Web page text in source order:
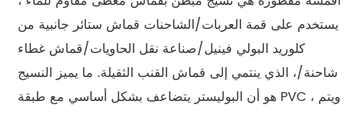
يستخدم على قمة العربات/الشاحنات قماش ستائر جانبية من
كلوريد البولي فينيل/صناعة نقل الحاويات/قماش غطاء
شاحنة/، الذي ينتمي إلى قماش القنب الثقيلة. ما يميز النسيج
هو أن البوليستر يتضاعف بشكل أساسي مع طبقة PVC ، ويتم